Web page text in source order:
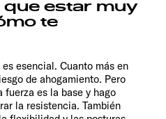
que estar muy
te
esencial. Cuanto más en
de ahogamiento. Pero
fuerza es la base y hago
la resistencia. También